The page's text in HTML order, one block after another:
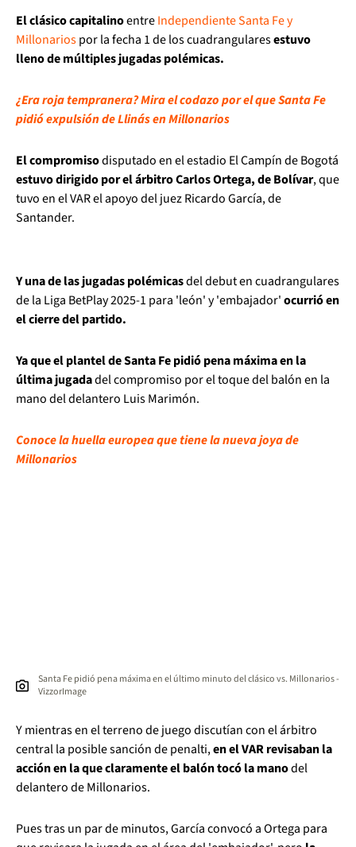
El clásico capitalinoentreIndependiente Santa Fe y
Millonariospor la fecha 1 de los cuadrangularesestuvo
lleno de múltiples jugadas polémicas.
¿Era roja tempranera? Mira el codazo por el que Santa Fe
pidió expulsión de Llinás en Millonarios
El compromisodisputado en el estadio El Campín de Bogotá
estuvo dirigido por el árbitro Carlos Ortega, de Bolívar, que
tuvo en el VAR el apoyo del juez Ricardo García, de
Santander.
Y una de las jugadas polémicasdel debut en cuadrangulares
de la Liga BetPlay 2025-1 para 'león' y 'embajador'ocurrió en
el cierre del partido.
Ya que el plantel de Santa Fe pidió pena máxima en la
última jugadadel compromiso por el toque del balón en la
mano del delantero Luis Marimón.
Conoce la huella europea que tiene la nueva joya de
Millonarios
Santa Fe pidió pena máxima en el último minuto del clásico vs. Millonarios -
VizzorImage
Y mientras en el terreno de juego discutían con el árbitro
central la posible sanción de penalti,en el VAR revisaban la
acción en la que claramente el balón tocó la manodel
delantero de Millonarios.
Pues tras un par de minutos, García convocó a Ortega para